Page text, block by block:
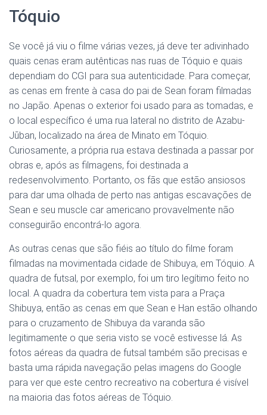
Tóquio
Se você já viu o filme várias vezes, já deve ter adivinhado
quais cenas eram autênticas nas ruas de Tóquio e quais
dependiam do CGI para sua autenticidade. Para começar,
as cenas em frente à casa do pai de Sean foram filmadas
no Japão. Apenas o exterior foi usado para as tomadas, e
o local específico é uma rua lateral no distrito de Azabu-
Jūban, localizado na área de Minato em Tóquio.
Curiosamente, a própria rua estava destinada a passar por
obras e, após as filmagens, foi destinada a
redesenvolvimento. Portanto, os fãs que estão ansiosos
para dar uma olhada de perto nas antigas escavações de
Sean e seu muscle car americano provavelmente não
conseguirão encontrá-lo agora.
As outras cenas que são fiéis ao título do filme foram
filmadas na movimentada cidade de Shibuya, em Tóquio. A
quadra de futsal, por exemplo, foi um tiro legítimo feito no
local. A quadra da cobertura tem vista para a Praça
Shibuya, então as cenas em que Sean e Han estão olhando
para o cruzamento de Shibuya da varanda são
legitimamente o que seria visto se você estivesse lá. As
fotos aéreas da quadra de futsal também são precisas e
basta uma rápida navegação pelas imagens do Google
para ver que este centro recreativo na cobertura é visível
na maioria das fotos aéreas de Tóquio.